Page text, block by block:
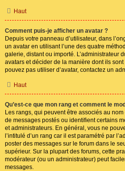
Haut
Comment puis-je afficher un avatar ?
Depuis votre panneau d’utilisateur, dans
un avatar en utilisant l’une des quatre
galerie, distant ou importé. L’administrateur
avatars et décider de la manière dont ils
pouvez pas utiliser d’avatar, contactez un
Haut
Qu’est-ce que mon rang et comment le
Les rangs, qui peuvent être associés au
de messages postés ou identifient certains
et administrateurs. En général, vous ne
l’intitulé d’un rang car il est paramétré par
poster des messages sur le forum dans le
supérieur. Sur la plupart des forums, cette
modérateur (ou un administrateur) peut
messages.